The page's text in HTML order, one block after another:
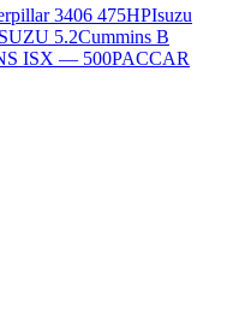
3406 475HPIsuzu
5.2Cummins B
ISX — 500PACCAR